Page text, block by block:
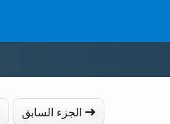
الجزء السابق